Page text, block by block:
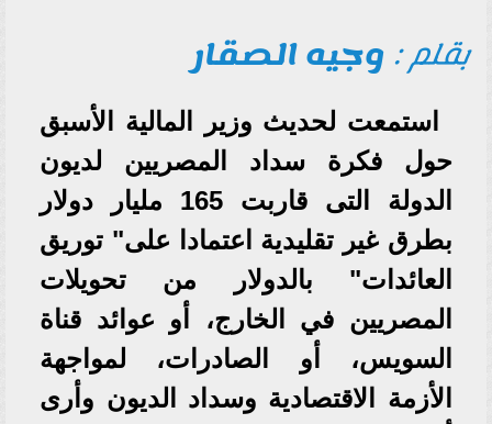
بقلم :وجيه الصقار
استمعت لحديث وزير المالية الأسبق
حول فكرة سداد المصريين لديون
الدولة التى قاربت 165 مليار دولار
بطرق غير تقليدية اعتمادا على" توريق
العائدات" بالدولار من تحويلات
المصريين في الخارج، أو عوائد قناة
السويس، أو الصادرات، لمواجهة
الأزمة الاقتصادية وسداد الديون وأرى